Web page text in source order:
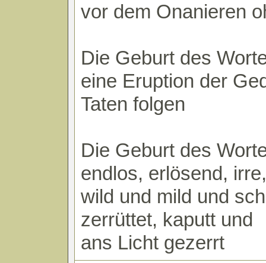
vor dem Onanieren
Die Geburt des
eine Eruption der
Taten folgen
Die Geburt des
endlos, erlösend,
wild und mild und
zerrüttet, kaputt und
ans Licht gezerrt